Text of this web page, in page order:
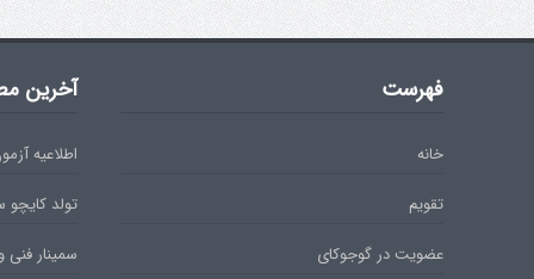
فهرست
خانه
تقویم
عضویت در گوجوکای
آخرین
اطلاعیه آزمون
تولد
سمینار فنی